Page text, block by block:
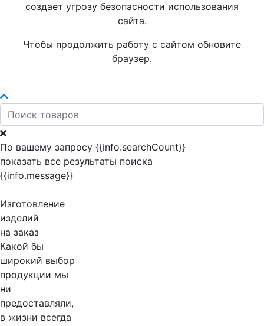
создает угрозу безопасности использования
сайта.
Чтобы продолжить работу с сайтом обновите
браузер.
По вашему запросу {{info.searchCount}}
показать все результаты поиска
{{info.message}}
Изготовление
изделий
на заказ
Какой бы
широкий выбор
продукции мы
ни
предоставляли,
в жизни всегда